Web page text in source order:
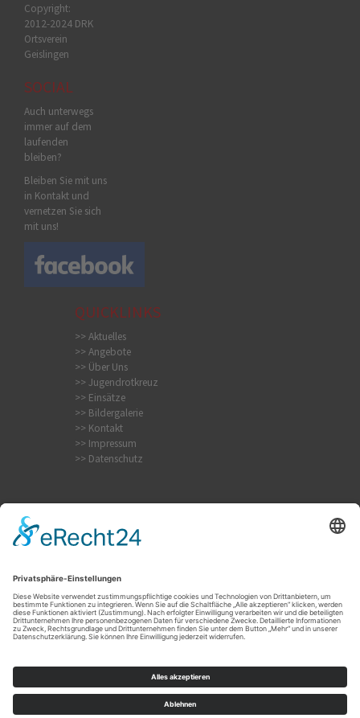
Copyright:
2012-2024 DRK
Ortsverein
Geislingen
SOCIAL
Auch unterwegs
immer auf dem
laufenden
bleiben?
Bleiben Sie mit uns
in Kontakt und
vernetzen Sie sich
mit uns!
QUICKLINKS
>> Aktuelles
>> Angebote
>> Über Uns
>> Jugendrotkreuz
>> Einsätze
>> Bildergalerie
>> Kontakt
>> Impressum
>> Datenschutz
Internistischer Notfall